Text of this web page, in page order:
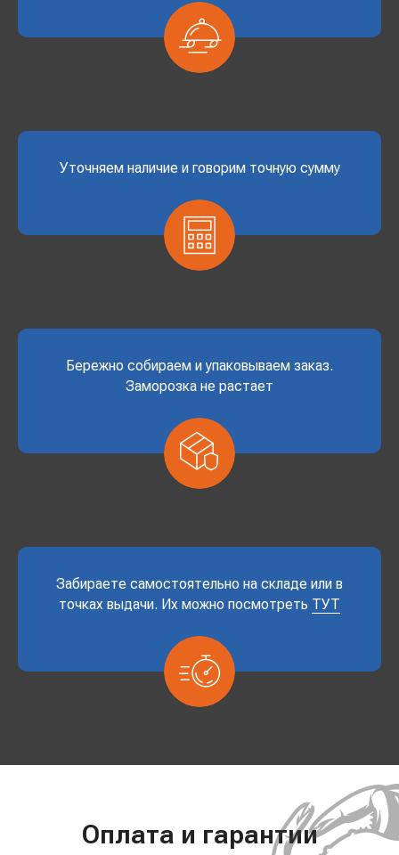
Уточняем наличие и говорим точную сумму
Бережно собираем и упаковываем заказ.
Заморозка не растает
Забираете самостоятельно на складе или в
точках выдачи. Их можно посмотреть ТУТ
Оплата и гарантии